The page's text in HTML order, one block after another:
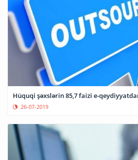
Hüquqi şəxslərin 85,7 faizi e-
26-07-2019